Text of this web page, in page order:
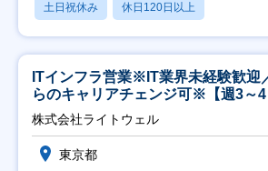
土日祝休み 休日120日以上
ITインフラ営業※IT業界未経験歓迎
らのキャリアチェンジ可※【週3～
能】
株式会社ライトウェル
東京都